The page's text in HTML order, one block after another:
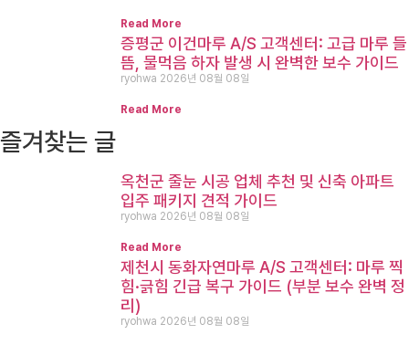
Read More
증평군 이건마루 A/S 고객센터: 고급 마루 들
뜸, 물먹음 하자 발생 시 완벽한 보수 가이드
ryohwa 2026년 08월 08일
Read More
즐겨찾는 글
옥천군 줄눈 시공 업체 추천 및 신축 아파트
입주 패키지 견적 가이드
ryohwa 2026년 08월 08일
Read More
제천시 동화자연마루 A/S 고객센터: 마루 찍
힘·긁힘 긴급 복구 가이드 (부분 보수 완벽 정
리)
ryohwa 2026년 08월 08일